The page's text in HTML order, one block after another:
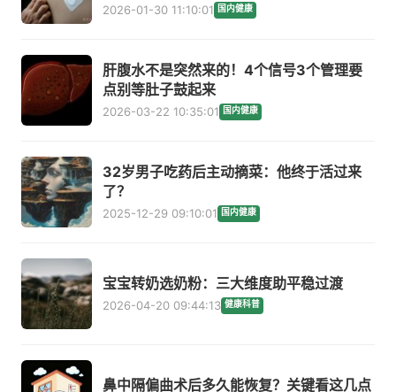
2026-01-30 11:10:01 国内健康
肝腹水不是突然来的！4个信号3个管理要
点别等肚子鼓起来
2026-03-22 10:35:01 国内健康
32岁男子吃药后主动摘菜：他终于活过来
了？
2025-12-29 09:10:01 国内健康
宝宝转奶选奶粉：三大维度助平稳过渡
2026-04-20 09:44:13 健康科普
鼻中隔偏曲术后多久能恢复？关键看这几点